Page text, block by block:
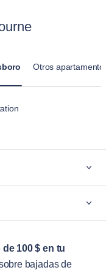
Otros
100 $ en tu
bajadas de